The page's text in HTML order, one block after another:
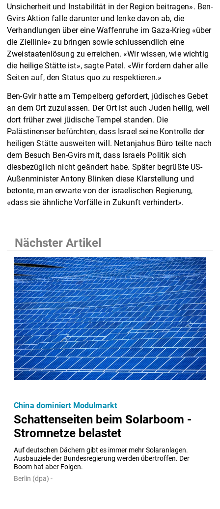
Unsicherheit und Instabilität in der Region beitragen». Ben-
Gvirs Aktion falle darunter und lenke davon ab, die
Verhandlungen über eine Waffenruhe im Gaza-Krieg «über
die Ziellinie» zu bringen sowie schlussendlich eine
Zweistaatenlösung zu erreichen. «Wir wissen, wie wichtig
die heilige Stätte ist», sagte Patel. «Wir fordern daher alle
Seiten auf, den Status quo zu respektieren.»
Ben-Gvir hatte am Tempelberg gefordert, jüdisches Gebet
an dem Ort zuzulassen. Der Ort ist auch Juden heilig, weil
dort früher zwei jüdische Tempel standen. Die
Palästinenser befürchten, dass Israel seine Kontrolle der
heiligen Stätte ausweiten will. Netanjahus Büro teilte nach
dem Besuch Ben-Gvirs mit, dass Israels Politik sich
diesbezüglich nicht geändert habe. Später begrüßte US-
Außenminister Antony Blinken diese Klarstellung und
betonte, man erwarte von der israelischen Regierung,
«dass sie ähnliche Vorfälle in Zukunft verhindert».
Nächster Artikel
Schattenseiten beim Solarboom -
Stromnetze belastet
Auf deutschen Dächern gibt es immer mehr Solaranlagen.
Ausbauziele der Bundesregierung werden übertroffen. Der
Boom hat aber Folgen.
China dominiert Modulmarkt
Berlin (dpa) -